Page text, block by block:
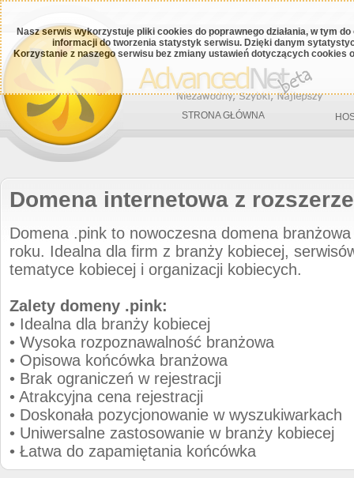
Nasz serwis wykorzystuje pliki cookies do poprawnego działania, w tym
informacji do tworzenia statystyk serwisu. Dzięki danym
Korzystanie z naszego serwisu bez zmiany ustawień dotyczących cookies
STRONA GŁÓWNA
Domena internetowa z
Domena .pink to nowoczesna domena
roku. Idealna dla firm z branży kobiecej,
tematyce kobiecej i organizacji kobiecych.
Zalety domeny .pink:
• Idealna dla branży kobiecej
• Wysoka rozpoznawalność branżowa
• Opisowa końcówka branżowa
• Brak ograniczeń w rejestracji
• Atrakcyjna cena rejestracji
• Doskonała pozycjonowanie w wyszukiwarkach
• Uniwersalne zastosowanie w branży kobiecej
• Łatwa do zapamiętania końcówka